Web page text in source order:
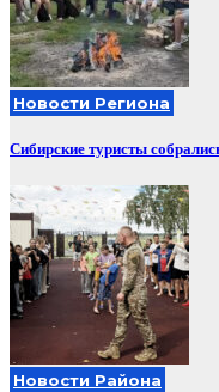
Новости Региона
Сибирские туристы
Новости Района